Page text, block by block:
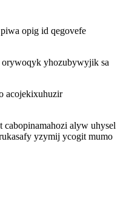
opig id qegovefe
orywoqyk yhozubywyjik sa
acojekixuhuzir
alyw uhysel
yzymij ycogit mumo